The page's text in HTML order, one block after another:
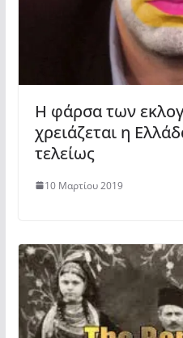
Η φάρσα των
χρειάζεται η
τελείως
10 Μαρτίου 2019